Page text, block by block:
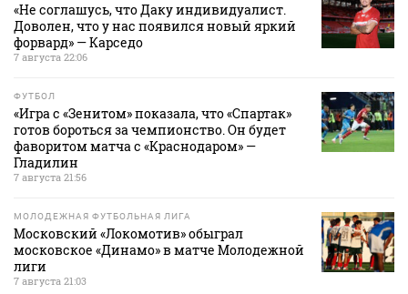
«Не соглашусь, что Даку индивидуалист.
Доволен, что у нас появился новый яркий
форвард» — Карседо
7 августа 22:06
ФУТБОЛ
«Игра с «Зенитом» показала, что «Спартак»
готов бороться за чемпионство. Он будет
фаворитом матча с «Краснодаром» —
Гладилин
7 августа 21:56
МОЛОДЕЖНАЯ ФУТБОЛЬНАЯ ЛИГА
Московский «Локомотив» обыграл
московское «Динамо» в матче Молодежной
лиги
7 августа 21:03